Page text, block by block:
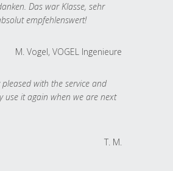
Das war Klasse, sehr
empfehlenswert!
M. Vogel, VOGEL Ingenieure
pleased with the service and
use it again when we are next
T. M.